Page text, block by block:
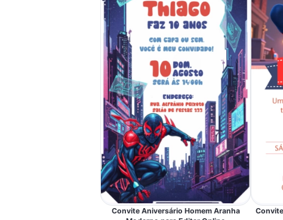
Convite Aniversário Homem Aranha